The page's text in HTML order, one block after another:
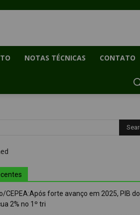
NOTAS TÉCNICAS CONTATO
CEPEA:Após forte avanço em 2025, PIB do
2% no 1º tri